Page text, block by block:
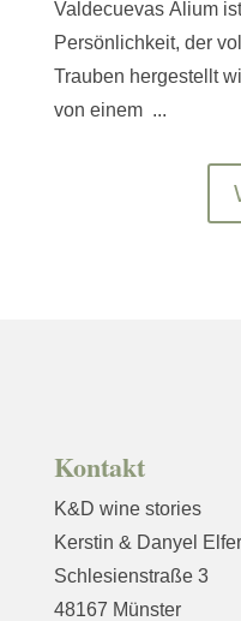
Valdecuevas Álium
Persönlichkeit, der
Trauben hergestellt
von einem ...
Kontakt
K&D wine stories
Kerstin & Danyel
Schlesienstraße 3
48167 Münster